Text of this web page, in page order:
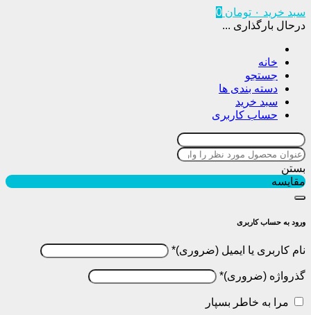
سبد خرید ۰ تومان 0
درحال بارگذاری ...
خانه
جستجو
دسته بندی ها
سبد خرید
حساب کاربری
بستن
مقایسه
ورود به حساب کاربری
نام کاربری یا ایمیل *
گذرواژه *
مرا به خاطر بسپار